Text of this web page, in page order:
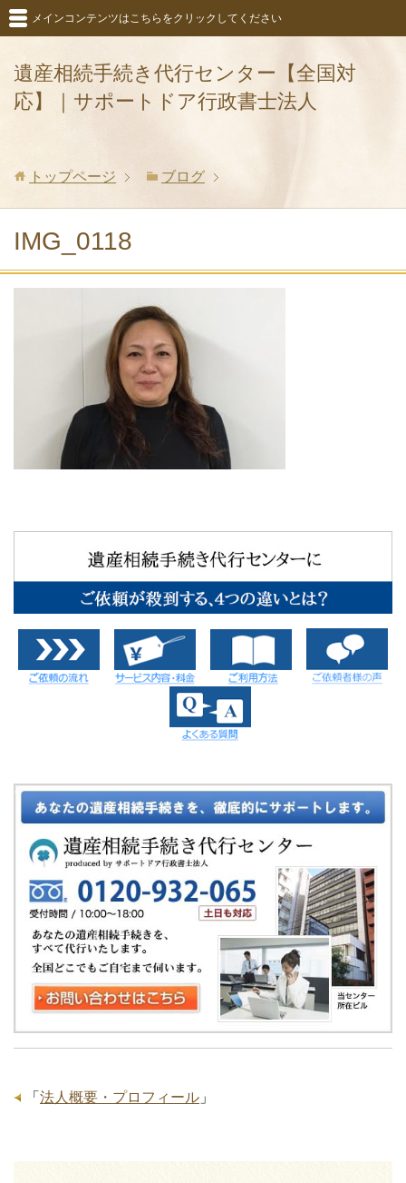
遺産相続手続き代行センター【全国対
応】｜サポートドア行政書士法人
メインコンテンツはこちらをクリックしてください
トップページ ブログ
IMG_0118
「 法人概要・プロフィール 」